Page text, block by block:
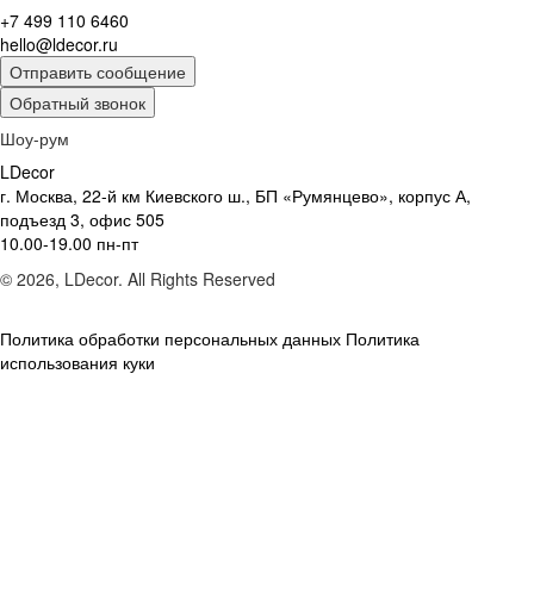
+7 499 110 6460
hello@ldecor.ru
Отправить сообщение
Обратный звонок
Шоу-рум
LDecor
г. Москва, 22-й км Киевского ш., БП «Румянцево», корпус А,
подъезд 3, офис 505
10.00-19.00 пн-пт
© 2026, LDecor. All Rights Reserved
Политика обработки персональных данных Политика
использования куки